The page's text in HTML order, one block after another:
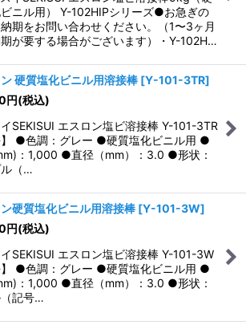
ニル用） Y-102HIPシリーズ●お急ぎの
期をお問い合わせください。（1〜3ヶ月
が要する場合がございます）・Y-102H…
硬質塩化ビニル用溶接棒 [Y-101-3TR]
円(税込)
SEKISUI エスロン塩ビ溶接棒 Y-101-3TR
】 ●色調：グレー ●硬質塩化ビニル用 ●
：1,000 ●直径（mm）：3.0 ●形状：
ル（…
硬質塩化ビニル用溶接棒 [Y-101-3W]
円(税込)
SEKISUI エスロン塩ビ溶接棒 Y-101-3W
】 ●色調：グレー ●硬質塩化ビニル用 ●
：1,000 ●直径（mm）：3.0 ●形状：
（記号…